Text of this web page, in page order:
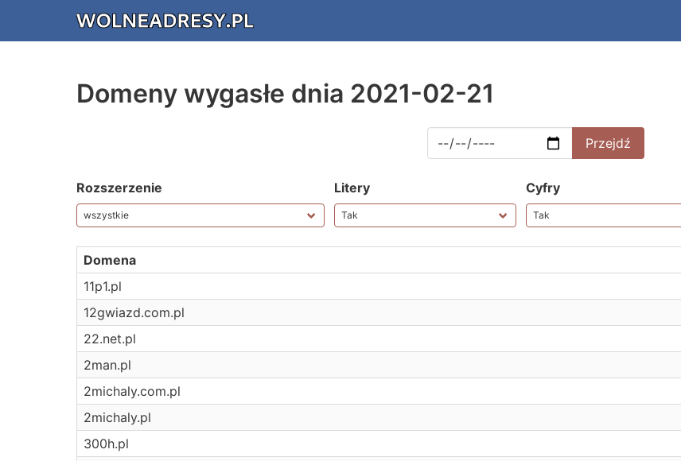
Domeny wygasłe dnia 2021-02-21
Rozszerzenie Litery Cyfry
Domena
11p1.pl
12gwiazd.com.pl
22.net.pl
2man.pl
2michaly.com.pl
2michaly.pl
300h.pl